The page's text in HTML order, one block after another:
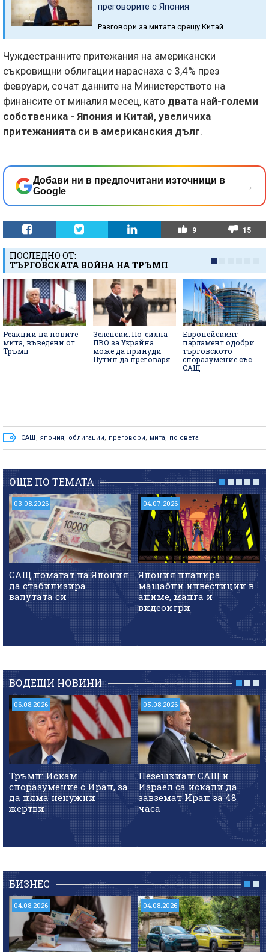
преговорите с Япония
Разговори за митата срещу Китай
Чуждестранните притежания на американски
съкровищни облигации нараснаха с 3,4% през
февруари, сочат данните на Министерството на
финансите от миналия месец, като двата най-големи
собственика - Япония и Китай, увеличиха
притежанията си в американския дълг.
Добави ни в предпочитани източници в
Google
→
9 15
ПОСЛЕДНО ОТ:
ТЪРГОВСКАТА ВОЙНА НА ТРЪМП
Реакции на новите
мита, въведени от
Тръмп
Зеленски: По-силна
ПВО за Украйна
може да принуди
Путин да преговаря
Европейският
парламент одобри
търговското
споразумение със
САЩ
САЩ, япония, облигации, преговори, мита, по света
ОЩЕ ПО ТЕМАТА
03.08.2026
САЩ помагат на Япония
да стабилизира
валутата си
04.07.2026
Япония планира
мащабни инвестиции в
аниме, манга и
видеоигри
ВОДЕЩИ НОВИНИ
06.08.2026
Тръмп: Искам
споразумение с Иран, за
да няма ненужни
жертви
05.08.2026
Пезешкиан: САЩ и
Израел са искали да
завземат Иран за 48
часа
БИЗНЕС
04.08.2026 04.08.2026